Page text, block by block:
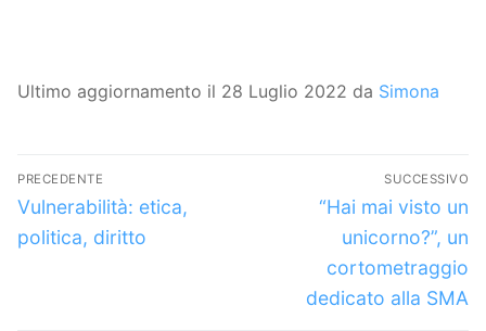
Ultimo aggiornamento il 28 Luglio 2022 da Simona
Navigazione
articoli
PRECEDENTE
Articolo
precedente:
Vulnerabilità: etica,
politica, diritto
SUCCESSIVO
Articolo
successivo:
“Hai mai visto un
unicorno?”, un
cortometraggio
dedicato alla SMA